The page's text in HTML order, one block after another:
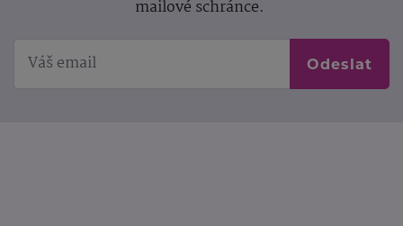
mailové schránce.
Odeslat